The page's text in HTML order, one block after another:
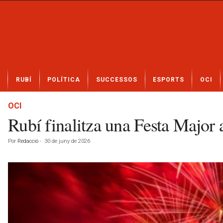
t
RUBÍ POLÍTICA SUCCESSOS ESPORTS OCI
OCI
Rubí finalitza una Festa
Por Redacció - 30 de juny de 2026